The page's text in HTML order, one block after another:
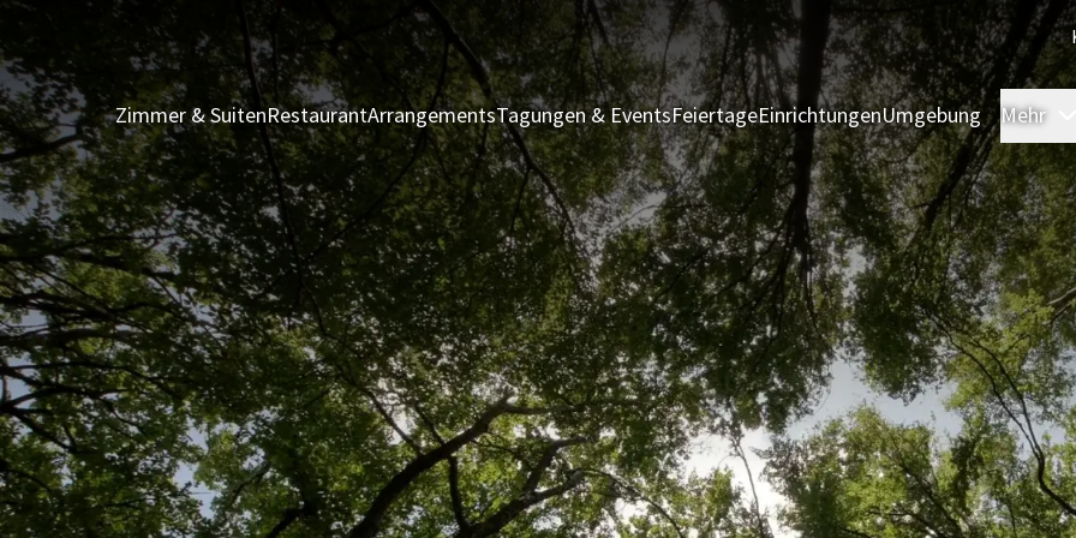
Zimmer & SuitenRestaurantArrangementsTagungen & EventsFeiertageEinrichtungenUmgebung Mehr